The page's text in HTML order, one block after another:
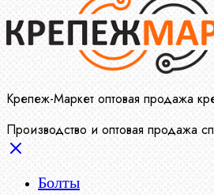
Крепеж-Маркет оптовая продажа
Производство и оптовая продажа
Болты